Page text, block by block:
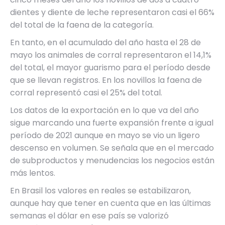
dientes y diente de leche representaron casi el 66%
del total de la faena de la categoría.
En tanto, en el acumulado del año hasta el 28 de
mayo los animales de corral representaron el 14,1%
del total, el mayor guarismo para el período desde
que se llevan registros. En los novillos la faena de
corral representó casi el 25% del total.
Los datos de la exportación en lo que va del año
sigue marcando una fuerte expansión frente a igual
período de 2021 aunque en mayo se vio un ligero
descenso en volumen. Se señala que en el mercado
de subproductos y menudencias los negocios están
más lentos.
En Brasil los valores en reales se estabilizaron,
aunque hay que tener en cuenta que en las últimas
semanas el dólar en ese país se valorizó